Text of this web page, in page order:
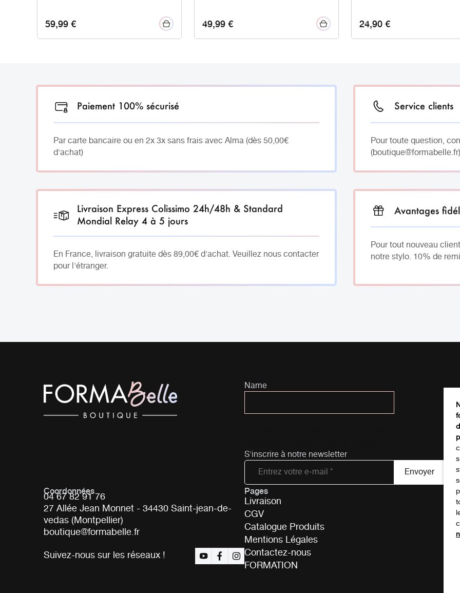
59,99€ 49,99€ 24,90€
Paiement 100% sécurisé
Par carte bancaire ou en 2x 3x sans frais avec Alma (dès 50,00€
d'achat)
Service clients
Pour toute question,
Livraison Express Colissimo 24h/48h & Standard
Mondial Relay 4 à 5 jours
En France, livraison gratuite dès 89,00€ d'achat. Veuillez nous contacter
pour l'étranger.
Avantages
Pour tout nouveau
notre stylo. 10% de
Name
S'inscrire à notre newsletter
Coordonnées
04 67 82 91 76
27 Allée Jean Monnet - 34430 Saint-jean-de-
vedas (Montpellier)
boutique@formabelle.fr
Suivez-nous sur les réseaux !
Pages
Livraison
CGV
Catalogue Produits
Mentions Légales
Contactez-nous
FORMATION